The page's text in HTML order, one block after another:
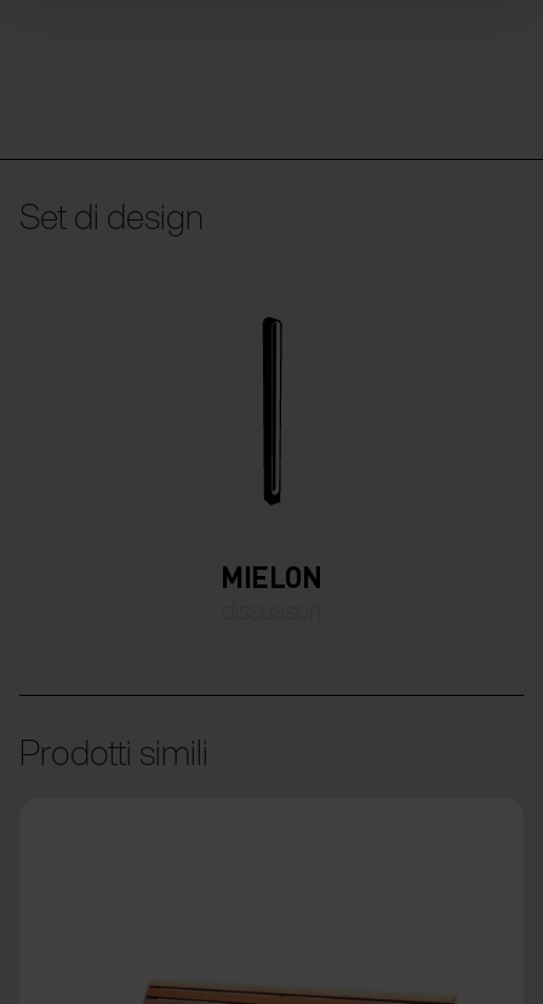
Set di design
MIELON
Prodotti simili